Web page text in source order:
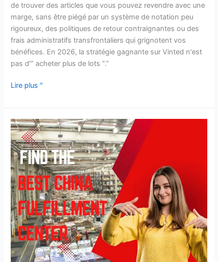
de trouver des articles que vous pouvez revendre avec une
marge, sans être piégé par un système de notation peu
rigoureux, des politiques de retour contraignantes ou des
frais administratifs transfrontaliers qui grignotent vos
bénéfices. En 2026, la stratégie gagnante sur Vinted n'est
pas d'“ acheter plus de lots ”.”
Lire plus "
Trouvez
le
meilleur
centre
de
distribution
en
Chine
pour
votre
entreprise.